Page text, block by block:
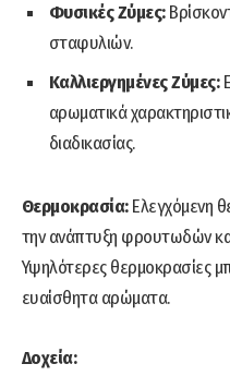
Φυσικές Ζύμες:
σταφυλιών.
Καλλιεργημένες Ζύμες:
αρωματικά
διαδικασίας.
Θερμοκρασία:Ελεγχόμενη
την ανάπτυξη φρουτωδών
Υψηλότερες θερμοκρασίες
ευαίσθητα αρώματα.
Δοχεία: